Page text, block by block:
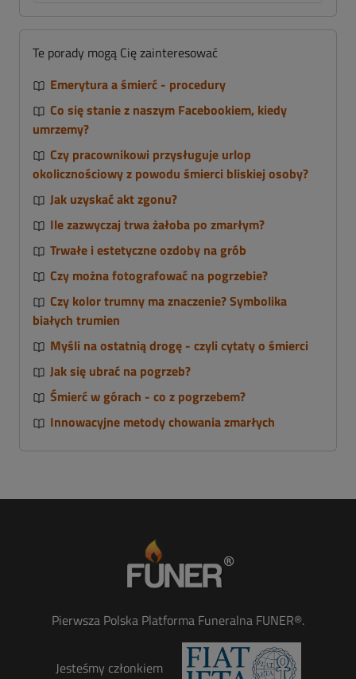
Te porady mogą Cię zainteresować
Emerytura a śmierć - procedury
Co się stanie z naszym Facebookiem, kiedy
umrzemy?
Czy pracownikowi przysługuje urlop
okolicznościowy z powodu śmierci bliskiej osoby?
Jak uzyskać akt zgonu?
Ile zazwyczaj trwa żałoba po zmarłym?
Trwałe i estetyczne ozdoby na grób
Czy można fotografować na pogrzebie?
Czy kolor trumny ma znaczenie? Symbolika
białych trumien
Myśli na ostatnią drogę - czyli cytaty o śmierci
Jak się ubrać na pogrzeb?
Śmierć w górach - co z pogrzebem?
Innowacyjne metody chowania zmarłych
Pierwsza Polska Platforma Funeralna FUNER®.
Jesteśmy członkiem